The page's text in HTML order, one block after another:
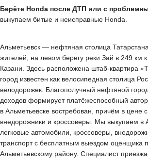
Берёте Honda после ДТП или с
выкупаем битые и неисправные Honda.
Альметьевск — нефтяная столица
жителей, на левом берегу реки Зай в 249 км к
Казани. Здесь расположена штаб-квартира
город известен как велосипедная столица
велодорожек. Благополучный нефтяной
доходов формирует платёжеспособный
в Альметьевске востребован, причём в цене
внедорожники и кроссоверы. Мы выкупаем в
легковые автомобили, кроссоверы,
транспорт с бесплатным выездом оценщика
Альметьевскому району. Специалист